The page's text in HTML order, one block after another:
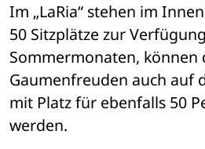
Im „LaRia“ stehen im
50 Sitzplätze zur
Sommermonaten, können
Gaumenfreuden auch auf
mit Platz für ebenfalls 50
werden.